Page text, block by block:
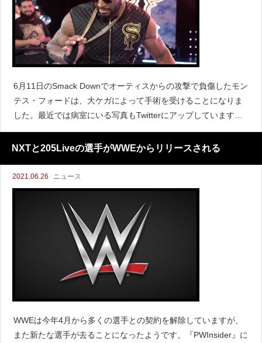
6月11日のSmack Downでオーティスからの攻撃で負傷したモン
テス・フォードは、大ケガによって手術を受けることになりま
した。最近では病室にいる写真もTwitterにアップしています。
GOD IS GOOD. pic.twitter.com/40yJxT11rc— ????
NXTと205Liveの選手がWWEからリリースされる
2021.06.26 ニュース
WWEは今年4月から多くの選手との契約を解除していますが、
また新たな選手が去ることになったようです。『PWInsider』に